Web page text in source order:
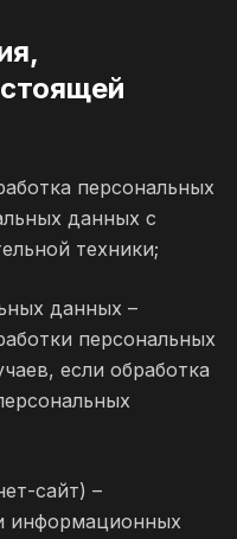
персональных
данных с
техники;
данных –
персональных
если обработка
сайт) –
информационных